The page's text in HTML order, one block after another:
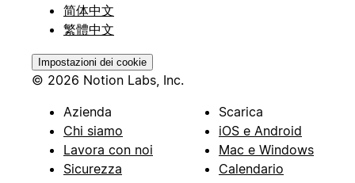
简体中文
繁體中文
Impostazioni dei cookie
© 2026 Notion Labs, Inc.
Azienda
Chi siamo
Lavora con noi
Sicurezza
Scarica
iOS e Android
Mac e Windows
Calendario